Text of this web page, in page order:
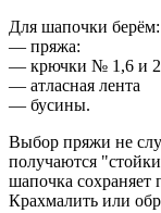
Для шапочки берём:
— пряжа:
— крючки № 1,6 и
— атласная лента
— бусины.
Выбор пряжи не
получаются
шапочка сохраняет
Крахмалить или